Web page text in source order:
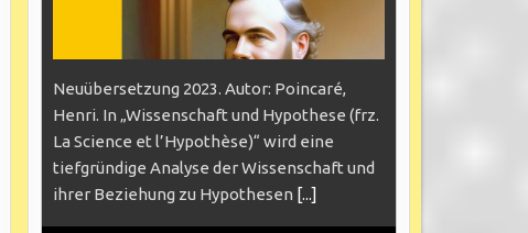
Neuübersetzung 2023. Autor: Poincaré,
Henri. In „Wissenschaft und Hypothese (frz.
La Science et l’Hypothèse)“ wird eine
tiefgründige Analyse der Wissenschaft und
ihrer Beziehung zu Hypothesen [...]